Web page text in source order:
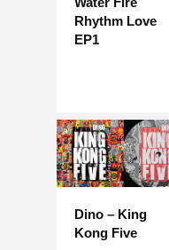
Rhythm Love
EP1
Dino – King
Kong Five